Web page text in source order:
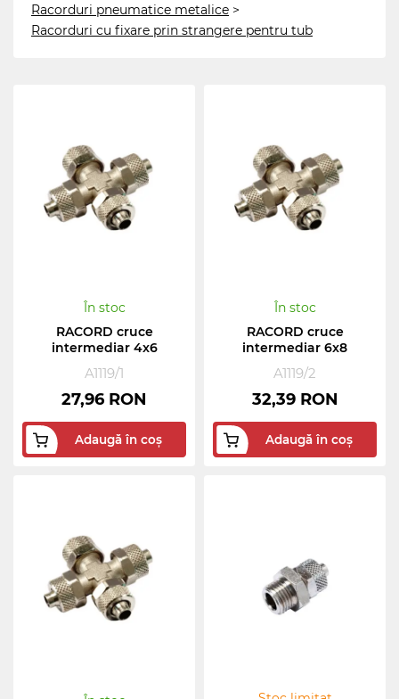
Racorduri pneumatice metalice >
Racorduri cu fixare prin strangere pentru tub
În stoc
RACORD cruce
intermediar 4x6
A1119/1
27,96 RON
Adaugă în coș
În stoc
RACORD cruce
intermediar 6x8
A1119/2
32,39 RON
Adaugă în coș